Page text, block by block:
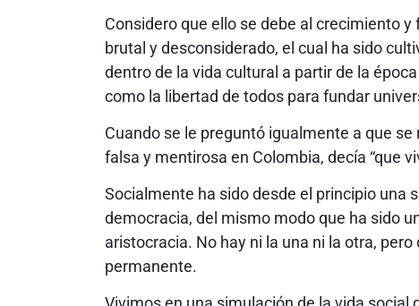
Considero que ello se debe al crecimiento
brutal y desconsiderado, el cual ha sido
dentro de la vida cultural a partir de la
como la libertad de todos para fundar
Cuando se le preguntó igualmente a que
falsa y mentirosa en Colombia, decía “que
Socialmente ha sido desde el principio una
democracia, del mismo modo que ha sido
aristocracia. No hay ni la una ni la otra,
permanente.